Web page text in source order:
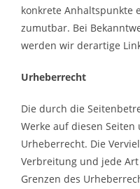
konkrete Anhaltspunkte
zumutbar. Bei
werden wir derartige
Urheberrecht
Die durch die
Werke auf diesen
Urheberrecht. Die
Verbreitung und jede
Grenzen des